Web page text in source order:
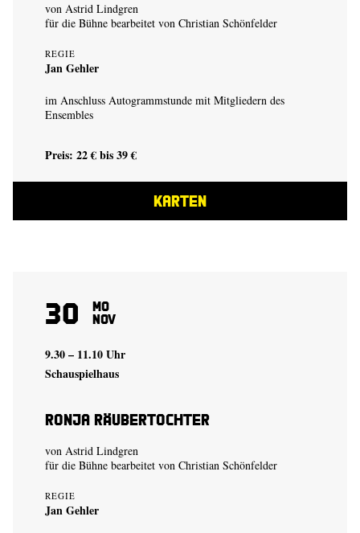
von Astrid Lindgren
für die Bühne bearbeitet von Christian Schönfelder
REGIE
Jan Gehler
im Anschluss Autogrammstunde mit Mitgliedern des
Ensembles
Preis: 22 € bis 39 €
KARTEN
30 Mo
Nov
9.30 – 11.10 Uhr
Schauspielhaus
Ronja Räubertochter
von Astrid Lindgren
für die Bühne bearbeitet von Christian Schönfelder
REGIE
Jan Gehler